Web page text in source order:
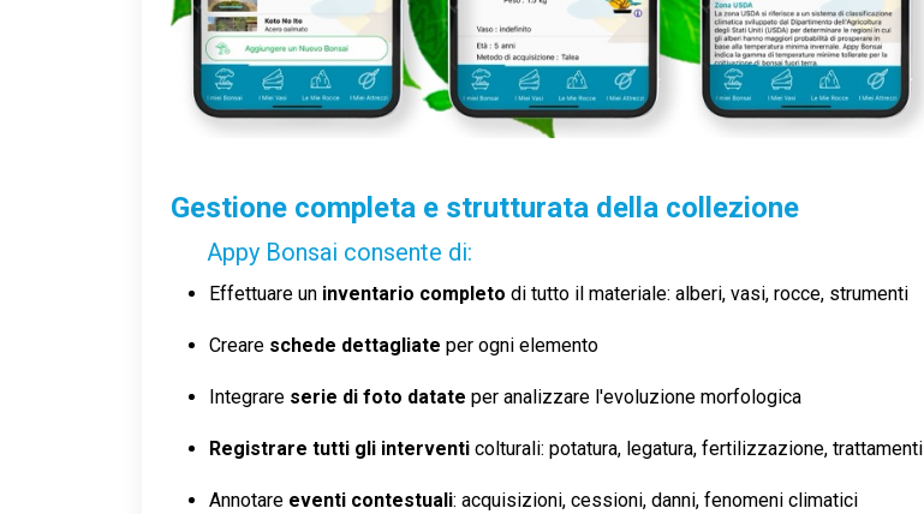
Gestione completa e strutturata della collezione
Appy Bonsai consente di:
Effettuare un inventario completo di tutto il materiale: alberi, vasi, rocce, strumenti
Creare schede dettagliate per ogni elemento
Integrare serie di foto datate per analizzare l'evoluzione morfologica
Registrare tutti gli interventi colturali: potatura, legatura, fertilizzazione,
Annotare eventi contestuali: acquisizioni, cessioni, danni, fenomeni climatici